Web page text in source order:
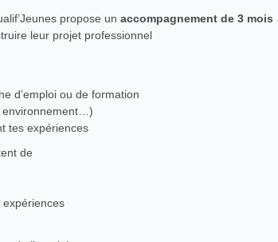
propose un accompagnement de 3 mois
leur projet professionnel
d’emploi ou de formation
environnement…)
tes expériences
de